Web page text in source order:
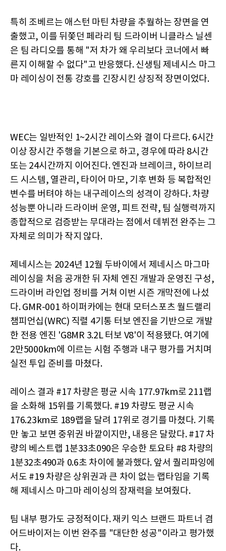
특히 조베르는 애스턴 마틴 차량을 추월하는 장면을 연
출했고, 이를 뒤쫓던 페라리 팀 드라이버 니클라스 닐센
은 팀 라디오를 통해 "저 차가 왜 우리보다 코너에서 빠
른지 이해할 수 없다"고 반응했다. 신생팀 제네시스 마그
마 레이싱이 전통 강호를 긴장시킨 상징적 장면이었다.
WEC는 일반적인 1~2시간 레이스와 결이 다르다. 6시간
이상 장시간 주행을 기본으로 하고, 경우에 따라 8시간
또는 24시간까지 이어진다. 엔진과 브레이크, 하이브리
드 시스템, 열관리, 타이어 마모, 기후 변화 등 복합적인
변수를 버텨야 하는 내구레이스의 성격이 강하다. 차량
성능뿐 아니라 드라이버 운영, 피트 전략, 팀 실행력까지
종합적으로 검증받는 무대라는 점에서 데뷔전 완주는 그
자체로 의미가 작지 않다.
제네시스는 2024년 12월 두바이에서 제네시스 마그마
레이싱을 처음 공개한 뒤 자체 엔진 개발과 운영진 구성,
드라이버 라인업 정비를 거쳐 이번 시즌 개막전에 나섰
다. GMR-001 하이퍼카에는 현대 모터스포츠 월드랠리
챔피언십(WRC) 직렬 4기통 터보 엔진을 기반으로 개발
한 전용 엔진 'G8MR 3.2L 터보 V8'이 적용됐다. 여기에
2만5000km에 이르는 시험 주행과 내구 평가를 거치며
실전 투입 준비를 마쳤다.
레이스 결과 #17 차량은 평균 시속 177.97km로 211랩
을 소화해 15위를 기록했다. #19 차량도 평균 시속
176.23km로 189랩을 달려 17위로 경기를 마쳤다. 기록
만 놓고 보면 중위권 바깥이지만, 내용은 달랐다. #17 차
량의 베스트랩 1분33초090은 우승한 토요타 #8 차량의
1분32초490과 0.6초 차이에 불과했다. 앞서 퀄리파잉에
서도 #19 차량은 상위권과 큰 차이 없는 랩타임을 기록
해 제네시스 마그마 레이싱의 잠재력을 보여줬다.
팀 내부 평가도 긍정적이다. 재키 익스 브랜드 파트너 겸
어드바이저는 이번 완주를 "대단한 성공"이라고 평가했
다.